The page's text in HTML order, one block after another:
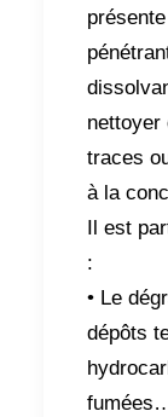
nettoyer
traces
à la
Il est
:
• Le
dépôts